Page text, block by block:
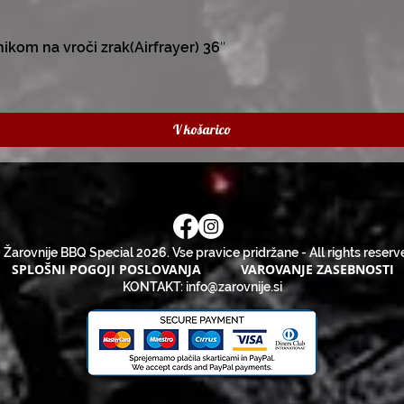
na vroči zrak(Airfrayer) 36″
V košarico
BBQ Special 2026. Vse pravice pridržane - All rights
SPLOŠNI POGOJI POSLOVANJA VAROVANJE ZASEBNOSTI
KONTAKT:info@zarovnije.si